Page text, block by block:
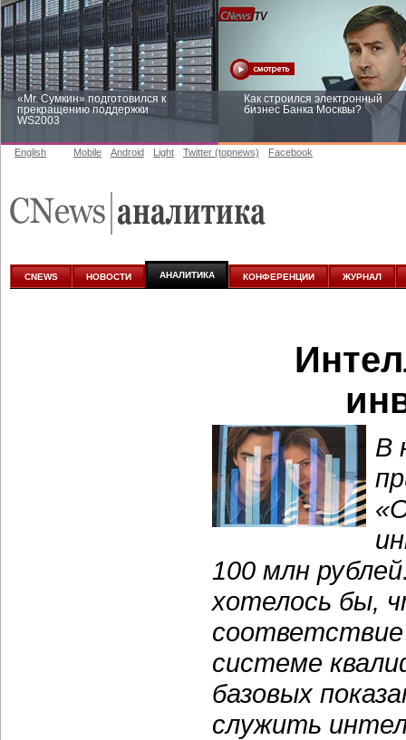
«Mr. Сумкин» подготовился к
прекращению поддержки
WS2003
Как строился электронный
бизнес Банка Москвы?
аналитике
English Mobile Android Light Twitter (topnews) Facebook
CNEWS НОВОСТИ АНАЛИТИКА КОНФЕРЕНЦИИ ЖУРНАЛ
В
100 млн
хотелось бы,
системе
базовых
служить